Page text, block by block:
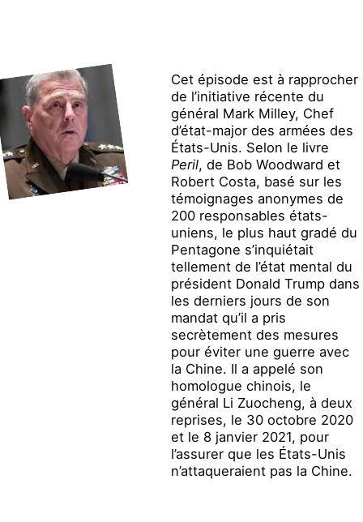
Cet épisode est à rapprocher
de l’initiative récente du
général Mark Milley, Chef
d’état-major des armées des
États-Unis. Selon le livre
Peril, de Bob Woodward et
Robert Costa, basé sur les
témoignages anonymes de
200 responsables états-
uniens, le plus haut gradé du
Pentagone s’inquiétait
tellement de l’état mental du
président Donald Trump dans
les derniers jours de son
mandat qu’il a pris
secrètement des mesures
pour éviter une guerre avec
la Chine. Il a appelé son
homologue chinois, le
général Li Zuocheng, à deux
reprises, le 30 octobre 2020
et le 8 janvier 2021, pour
l’assurer que les États-Unis
n’attaqueraient pas la Chine.